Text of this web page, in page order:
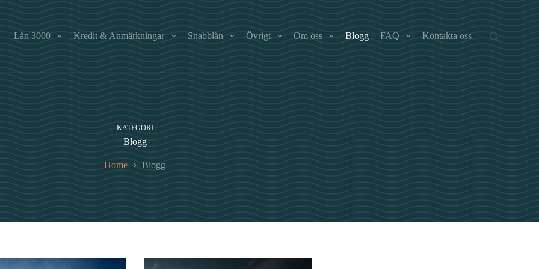
Lån 3000 Kredit & Anmärkningar Snabblån Övrigt Om oss Blogg FAQ Kontakta oss
KATEGORI
Blogg
Home Blogg